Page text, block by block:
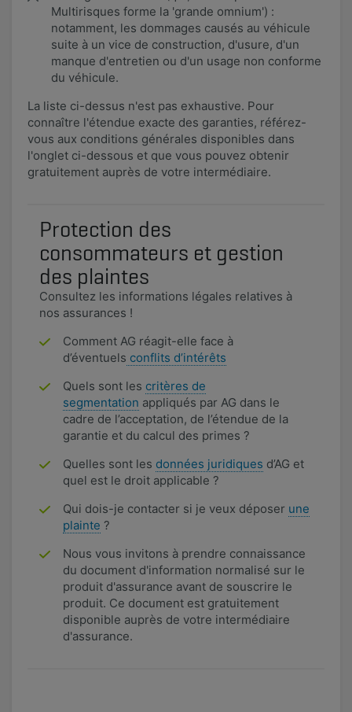
Multirisques forme la 'grande omnium') :
notamment, les dommages causés au véhicule
suite à un vice de construction, d'usure, d'un
manque d'entretien ou d'un usage non conforme
du véhicule.
La liste ci-dessus n'est pas exhaustive. Pour
connaître l'étendue exacte des garanties, référez-
vous aux conditions générales disponibles dans
l'onglet ci-dessous et que vous pouvez obtenir
gratuitement auprès de votre intermédiaire.
Protection des
consommateurs et gestion
des plaintes
Consultez les informations légales relatives à
nos assurances !
Comment AG réagit-elle face à
d’éventuels conflits d’intérêts
Quels sont les critères de
segmentation appliqués par AG dans le
cadre de l’acceptation, de l’étendue de la
garantie et du calcul des primes ?
Quelles sont les données juridiques d’AG et
quel est le droit applicable ?
Qui dois-je contacter si je veux déposer une
plainte ?
Nous vous invitons à prendre connaissance
du document d'information normalisé sur le
produit d'assurance avant de souscrire le
produit. Ce document est gratuitement
disponible auprès de votre intermédiaire
d'assurance.